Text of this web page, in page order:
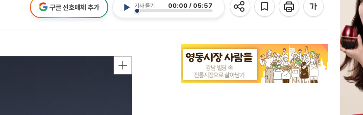
기사 듣기 00:00 / 05:57
구글 선호매체 추가